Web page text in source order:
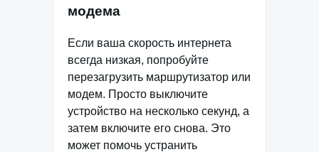
модема
Если ваша скорость интернета
всегда низкая, попробуйте
перезагрузить маршрутизатор или
модем. Просто выключите
устройство на несколько секунд, а
затем включите его снова. Это
может помочь устранить